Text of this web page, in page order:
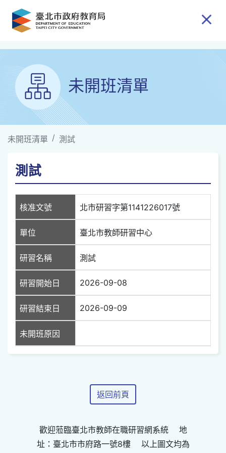
跳到主要內容
未開班清單
未開班清單 測試
測試
核准文號 北市研習字第1141226017號
單位 臺北市教師研習中心
研習名稱 測試
研習開始日 2026-09-08
研習結束日 2026-09-09
未開班原因
返回前頁
歡迎蒞臨臺北市教師在職研習網系統 地
址：臺北市市府路一號8樓 以上圖文均為